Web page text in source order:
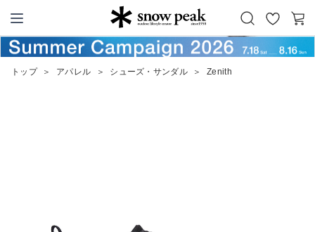
Snow Peak
お
気
カ
ー
トップ ＞ アパレル ＞ シューズ・サンダル ＞ Zenith